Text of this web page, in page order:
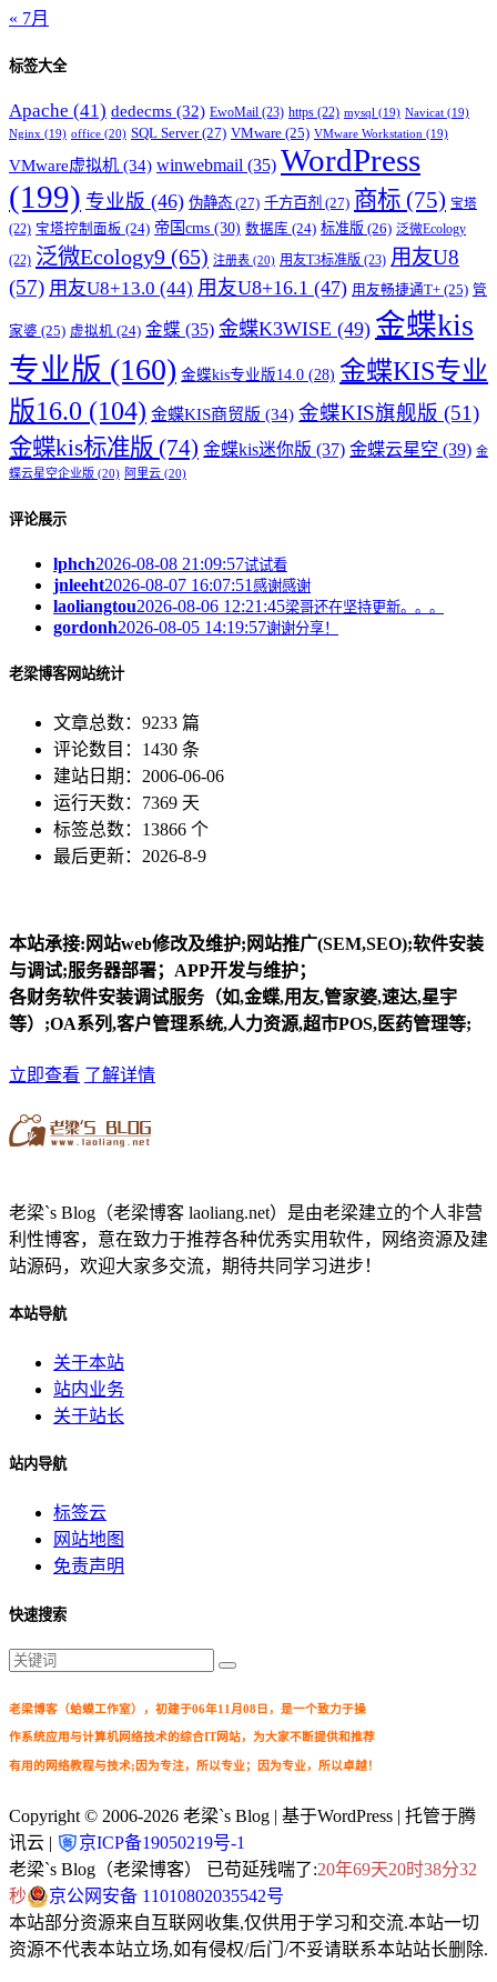
« 7月
标签大全
Apache (41) dedecms (32) EwoMail (23) https (22) mysql (19) Navicat (19)
Nginx (19) office (20) SQL Server(27) VMware (25) VMware Workstation (19)
VMware虚拟机 (34) winwebmail (35) WordPress
(199) 专业版 (46) 伪静态 (27) 千方百剂 (27) 商标 (75) 宝塔
(22) 宝塔控制面板 (24) 帝国cms (30) 数据库 (24) 标准版 (26) 泛微Ecology
(22) 泛微Ecology9 (65) 注册表 (20) 用友T3标准版 (23) 用友U8
(57) 用友U8+13.0 (44) 用友U8+16.1 (47) 用友畅捷通T+ (25) 管
家婆 (25) 虚拟机 (24) 金蝶 (35) 金蝶K3WISE (49) 金蝶kis
专业版 (160) 金蝶kis专业版14.0 (28) 金蝶KIS专业
版16.0 (104) 金蝶KIS商贸版 (34) 金蝶KIS旗舰版 (51)
金蝶kis标准版 (74) 金蝶kis迷你版 (37) 金蝶云星空 (39) 金
蝶云星空企业版 (20) 阿里云 (20)
评论展示
lphch2026-08-08 21:09:57试试看
jnleeht2026-08-07 16:07:51 感谢感谢
laoliangtou2026-08-06 12:21:45梁哥还在坚持更新。。。
gordonh2026-08-05 14:19:57谢谢分享！
老梁博客网站统计
文章总数：9233 篇
评论数目：1430 条
建站日期：2006-06-06
运行天数：7369 天
标签总数：13866 个
最后更新：2026-8-9
本站承接:网站web修改及维护;网站推广(SEM,SEO);软件安装
与调试;服务器部署；APP开发与维护；
各财务软件安装调试服务（如,金蝶,用友,管家婆,速达,星宇
等）;OA系列,客户管理系统,人力资源,超市POS,医药管理等;
立即查看 了解详情
老梁`s Blog（老梁博客 laoliang.net）是由老梁建立的个人非营
利性博客，意在致力于推荐各种优秀实用软件，网络资源及建
站源码，欢迎大家多交流，期待共同学习进步！
本站导航
关于本站
站内业务
关于站长
站内导航
标签云
网站地图
免责声明
快速搜索
老梁博客（蛤蟆工作室），初建于06年11月08日，是一个致力于操
作系统应用与计算机网络技术的综合IT网站，为大家不断提供和推荐
有用的网络教程与技术;因为专注，所以专业；因为专业，所以卓越！
Copyright © 2006-2026 老梁`s Blog | 基于WordPress | 托管于腾
讯云 |
京ICP备19050219号-1
老梁`s Blog（老梁博客） 已苟延残喘了:20年69天20时38分34
秒
京公网安备 11010802035542号
本站部分资源来自互联网收集,仅供用于学习和交流.本站一切
资源不代表本站立场,如有侵权/后门/不妥请联系本站站长删除.